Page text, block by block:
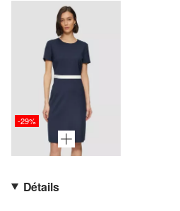
-29%
Détails